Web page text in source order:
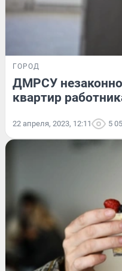
ГОРОД
ДМРСУ незаконно
квартир
22 апреля, 2023, 12:11 5